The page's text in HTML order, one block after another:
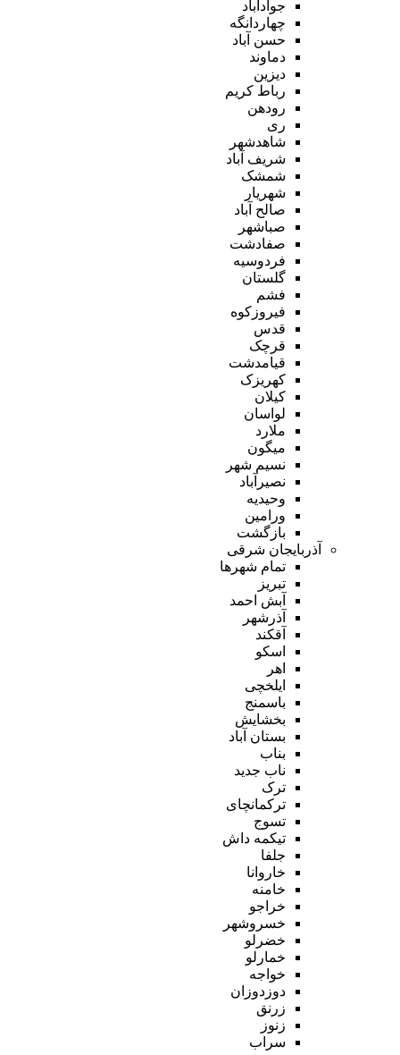
جوادآباد
چهاردانگه
حسن آباد
دماوند
دیزین
رباط کریم
رودهن
ری
شاهدشهر
شریف آباد
شمشک
شهریار
صالح آباد
صباشهر
صفادشت
فردوسیه
گلستان
فشم
فیروزکوه
قدس
قرچک
قیامدشت
کهریزک
کیلان
لواسان
ملارد
میگون
نسیم شهر
نصیرآباد
وحیدیه
ورامین
بازگشت
آذربایجان شرقی
تمام شهر‌ها
تبریز
آبش احمد
آذرشهر
آقکند
اسکو
اهر
ایلخچی
باسمنج
بخشایش
بستان آباد
بناب
ناب جدید
ترک
ترکمانچای
تسوج
تیکمه داش
جلفا
خاروانا
خامنه
خراجو
خسروشهر
خضرلو
خمارلو
خواجه
دوزدوزان
زرنق
زنوز
سراب